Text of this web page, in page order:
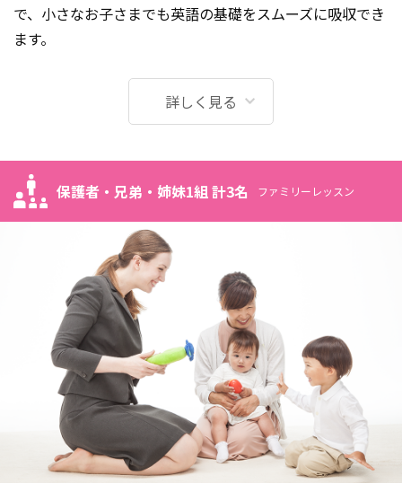
で、小さなお子さまでも英語の基礎をスムーズに吸収でき
ます。
詳しく見る
ファミリーレッスン
保護者・兄弟・姉妹1組 計3名